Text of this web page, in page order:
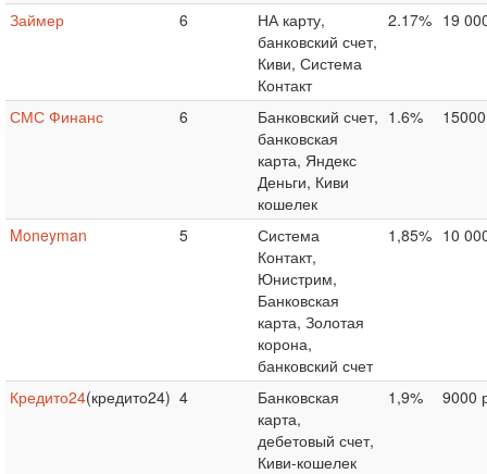
Займер 6
НА карту,
банковский счет,
Киви, Система
Контакт
2.17% 19
СМС Финанс 6
Банковский счет,
банковская
карта, Яндекс
Деньги, Киви
кошелек
1.6% 15000
Moneyman 5
Система
Контакт,
Юнистрим,
Банковская
карта, Золотая
корона,
банковский счет
1,85% 10
Кредито24(кредито24) 4
Банковская
карта,
дебетовый счет,
Киви-кошелек
1,9% 9000